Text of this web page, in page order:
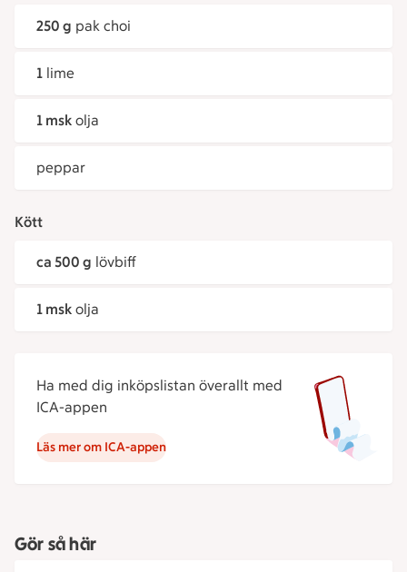
250 g pak choi
1 lime
1 msk olja
peppar
Kött
ca 500 g lövbiff
1 msk olja
Ha med dig inköpslistan överallt med
ICA-appen
Läs mer om ICA-appen
Gör så här